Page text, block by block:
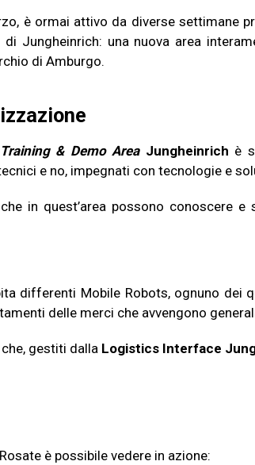
è ormai attivo da diverse settimane
Jungheinrich: una nuova area
di Amburgo.
& Demo AreaJungheinrich è
e no, impegnati con tecnologie e
in quest’area possono conoscere
differenti Mobile Robots, ognuno dei
delle merci che avvengono
gestiti dalla Logistics Interface
è possibile vedere in azione: